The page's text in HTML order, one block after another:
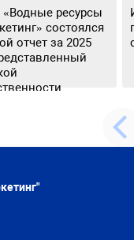
ресурсы
состоялся
отчет за 2025